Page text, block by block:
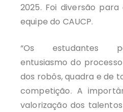
2025. Foi diversão
equipe do CAUCP.
“Os estudantes
entusiasmo do
dos robôs, quadra e de
competição. A
valorização dos